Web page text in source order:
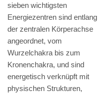
sieben wichtigsten
Energiezentren sind entlang
der zentralen Körperachse
angeordnet, vom
Wurzelchakra bis zum
Kronenchakra, und sind
energetisch verknüpft mit
physischen Strukturen,